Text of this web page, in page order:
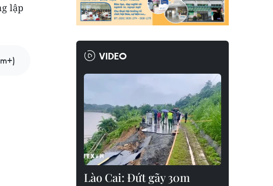
lập
VIDEO
Lào Cai: Đứt gãy 30m